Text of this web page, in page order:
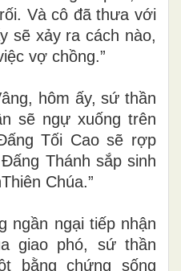
Và cô đã thưa với
sẽ xảy ra cách nào,
vợ chồng.”
hôm ấy, sứ thần
sẽ ngự xuống trên
Tối Cao sẽ rợp
Thánh sắp sinh
Chúa.”
ngần ngại tiếp nhận
giao phó, sứ thần
bằng chứng sống